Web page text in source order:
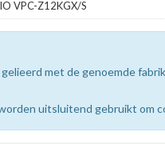
VPC-Z12KGX/S
met de genoemde
uitsluitend gebruikt om